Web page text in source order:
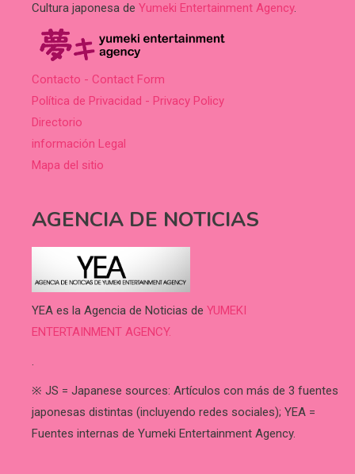
Cultura japonesa de Yumeki Entertainment Agency.
Contacto - Contact Form
Política de Privacidad - Privacy Policy
Directorio
información Legal
Mapa del sitio
AGENCIA DE NOTICIAS
YEA es la Agencia de Noticias de YUMEKI
ENTERTAINMENT AGENCY.
.
※ JS = Japanese sources: Artículos con más de 3 fuentes
japonesas distintas (incluyendo redes sociales); YEA =
Fuentes internas de Yumeki Entertainment Agency.